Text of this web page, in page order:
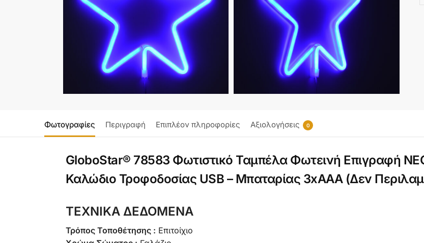
Φωτογραφίες Περιγραφή Επιπλέον πληροφορίες Αξιολογήσεις 0
GloboStar® 78583 Φωτιστικό Ταμπέλα Φωτεινή Επιγραφή
Καλώδιο Τροφοδοσίας USB – Μπαταρίας 3xAAA (Δεν
ΤΕΧΝΙΚΑ ΔΕΔΟΜΕΝΑ
Τρόπος Τοποθέτησης : Επιτοίχιο